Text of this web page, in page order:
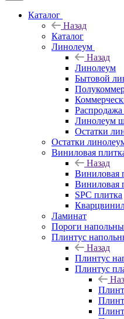
Каталог
Назад
Каталог
Линолеум
Назад
Линолеум
Бытовой
Линолеум
Остатки
Остатки
Виниловая
Назад
Виниловая
Виниловая
SPC плитка
Ламинат
Пороги
Плинтус
Назад
Плинтус
Плинтус